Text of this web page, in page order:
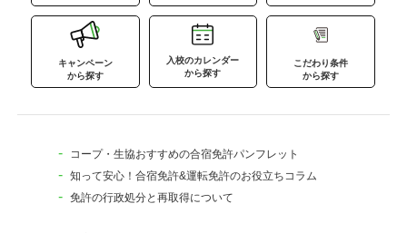
キャンペーン
から探す
入校のカレンダー
から探す
こだわり条件
から探す
コープ・生協おすすめの合宿免許パンフレット
知って安心！合宿免許&運転免許のお役立ちコラム
免許の行政処分と再取得について